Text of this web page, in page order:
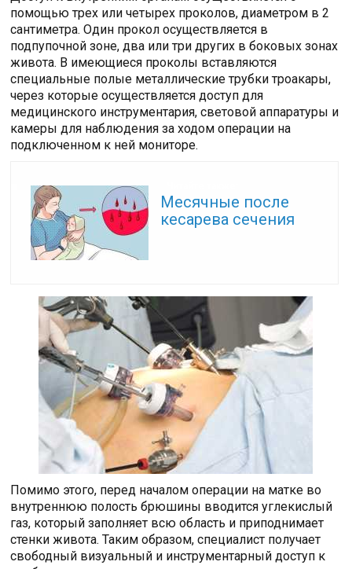
помощью трех или четырех проколов, диаметром в 2
сантиметра. Один прокол осуществляется в
подпупочной зоне, два или три других в боковых зонах
живота. В имеющиеся проколы вставляются
специальные полые металлические трубки троакары,
через которые осуществляется доступ для
медицинского инструментария, световой аппаратуры и
камеры для наблюдения за ходом операции на
подключенном к ней мониторе.
Месячные после
кесарева сечения
Помимо этого, перед началом операции на матке во
внутреннюю полость брюшины вводится углекислый
газ, который заполняет всю область и приподнимает
стенки живота. Таким образом, специалист получает
свободный визуальный и инструментарный доступ к